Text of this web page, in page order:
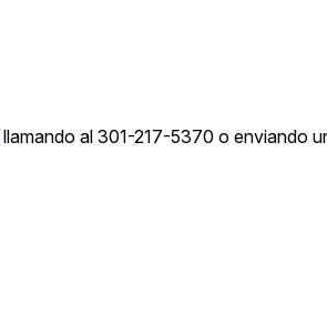
, llamando al 301-217-5370 o enviando